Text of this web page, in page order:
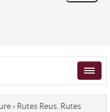
› Rutes Reus. Rutes